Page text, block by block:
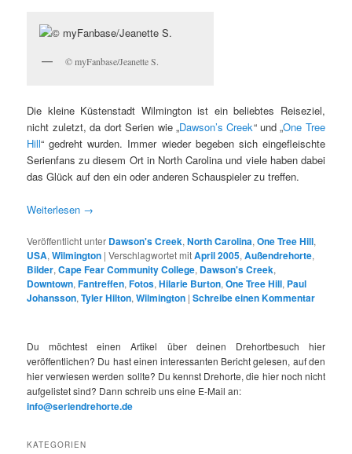
© myFanbase/Jeanette S.
Die kleine Küstenstadt Wilmington ist ein beliebtes Reiseziel,
nicht zuletzt, da dort Serien wie „Dawson’s Creek“ und „One Tree
Hill“ gedreht wurden. Immer wieder begeben sich eingefleischte
Serienfans zu diesem Ort in North Carolina und viele haben dabei
das Glück auf den ein oder anderen Schauspieler zu treffen.
Weiterlesen →
Veröffentlicht unter Dawson's Creek,North Carolina,One Tree Hill,
USA,Wilmington |Verschlagwortet mitApril 2005,Außendrehorte,
Bilder,Cape Fear Community College, Dawson's Creek,
Downtown,Fantreffen,Fotos,Hilarie Burton,One Tree Hill, Paul
Johansson,Tyler Hilton,Wilmington |Schreibe einen Kommentar
Du möchtest einen Artikel über deinen Drehortbesuch hier
veröffentlichen? Du hast einen interessanten Bericht gelesen, auf den
hier verwiesen werden sollte? Du kennst Drehorte, die hier noch nicht
aufgelistet sind? Dann schreib uns eine E-Mail an:
info@seriendrehorte.de
KATEGORIEN